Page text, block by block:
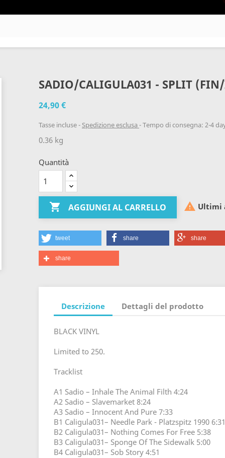
SADIO/CALIGULA031 - SPLIT
24,90 €
Tasse incluse Spedizione esclusa Tempo di consegna: 2-4
0.36 kg
Quantità
 AGGIUNGI AL CARRELLO  Ultimi
tweet share share
share
Descrizione Dettagli del prodotto
BLACK VINYL
Limited to 250.
Tracklist
A1 Sadio – Inhale The Animal Filth 4:24
A2 Sadio – Slavemarket 8:24
A3 Sadio – Innocent And Pure 7:33
B1 Caligula031– Needle Park - Platzspitz 1990 6:31
B2 Caligula031– Nothing Comes For Free 5:38
B3 Caligula031– Sponge Of The Sidewalk 5:00
B4 Caligula031– Sob Story 4:51